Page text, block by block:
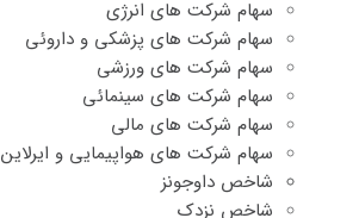
سهام شرکت های انرژی
سهام شرکت های پزشکی و داروئی
سهام شرکت های ورزشی
سهام شرکت های سینمائی
سهام شرکت های مالی
سهام شرکت های هواپیمایی و ایرلاین
شاخص داوجونز
شاخص نزدک